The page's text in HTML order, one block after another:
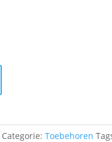
Categorie:Toebehoren